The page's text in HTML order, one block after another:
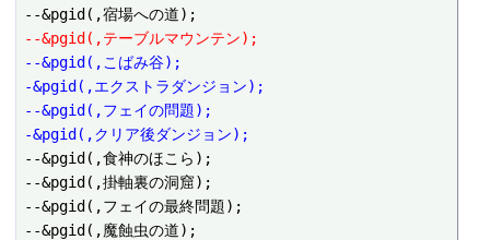
--&pgid(,テーブルマウンテン);
--&pgid(,こばみ谷);
-&pgid(,エクストラダンジョン);
--&pgid(,フェイの問題);
-&pgid(,クリア後ダンジョン);
--&pgid(,食神のほこら);
--&pgid(,掛軸裏の洞窟);
--&pgid(,フェイの最終問題);
--&pgid(,魔蝕虫の道);